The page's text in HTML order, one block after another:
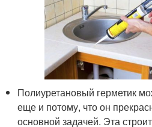
Полиуретановый герметик
еще и потому, что он
основной задачей. Эта